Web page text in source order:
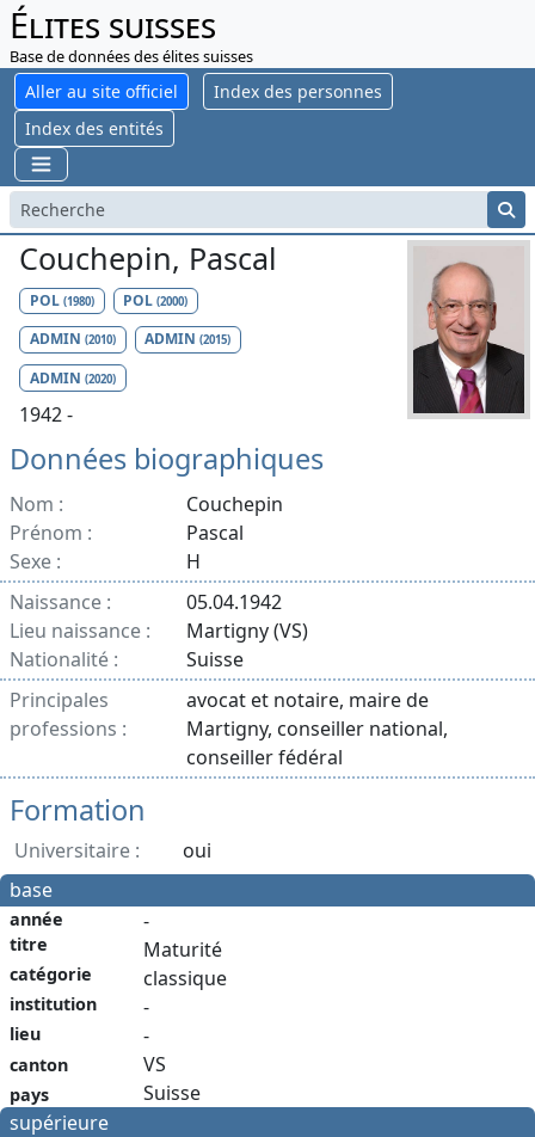
Élites suisses
Base de données des élites suisses
Aller au site officiel
Index des personnes
Index des entités
Couchepin, Pascal
POL (1980) POL(2000)
ADMIN (2010) ADMIN(2015)
ADMIN (2020)
1942 -
Données biographiques
Nom :
Couchepin
Prénom :
Pascal
Sexe :
H
Naissance :
05.04.1942
Lieu naissance :
Martigny (VS)
Nationalité :
Suisse
Principales
professions :
avocat et notaire, maire de
Martigny, conseiller national,
conseiller fédéral
Formation
Universitaire :
oui
base
année
titre
catégorie
institution
lieu
canton
pays
-
Maturité
classique
-
-
VS
Suisse
supérieure